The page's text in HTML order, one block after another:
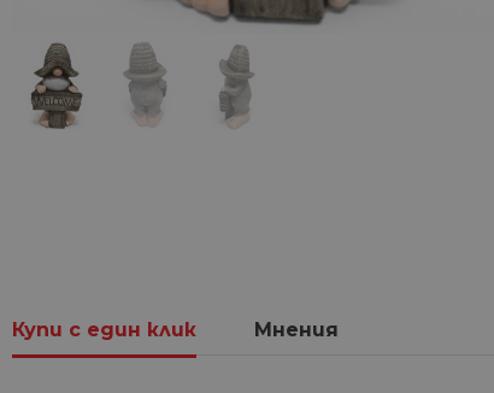
Купи с един клик Мнения